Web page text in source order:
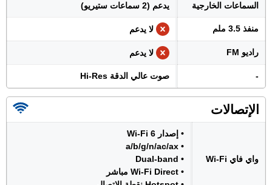
السماعات الخارجية يدعم (2 سماعات ستيريو)
منفذ 3.5 ملم لا يدعم
راديو FM لا يدعم
- صوت عالي الدقة Hi-Res
الإتصالات
واي فاي Wi-Fi
• إصدار Wi-Fi 6
• a/b/g/n/ac/ax
• Dual-band
• Wi-Fi Direct مباشر